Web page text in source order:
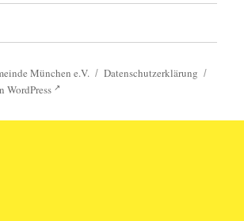
München e.V.
Datenschutzerklärung
WordPress